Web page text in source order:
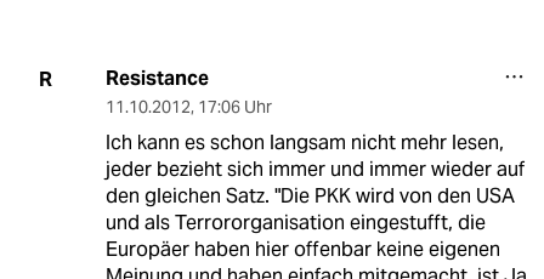
R Resistance
11.10.2012, 17:06 Uhr
Ich kann es schon langsam nicht mehr lesen,
jeder bezieht sich immer und immer wieder auf
den gleichen Satz. "Die PKK wird von den USA
und als Terrororganisation eingestufft, die
Europäer haben hier offenbar keine eigenen